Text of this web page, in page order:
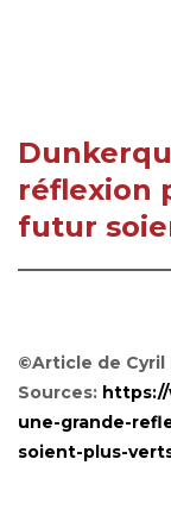
réflexion
futur
©Article de Cyril
Sources:
une-grande-
soient-plus-